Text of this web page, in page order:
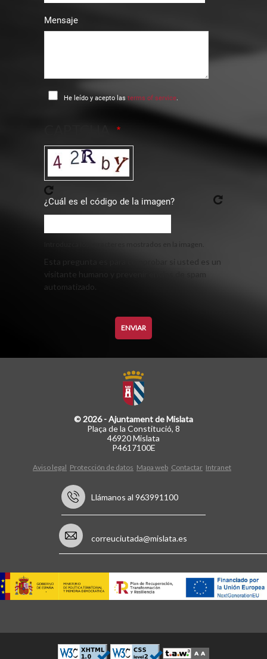
Mensaje
He leído y acepto las terms of service.
¿Cuál es el código de la imagen?
Introduzca los caracteres mostrados en la imagen.
Esta pregunta es para comprobar si usted es un
visitante humano y prevenir envíos de spam
automatizado.
© 2026 - Ajuntament de Mislata
Plaça de la Constitució, 8
46920 Mislata
P4617100E
Aviso legal Protección de datos Mapa web Contactar Intranet
Llámanos al 963991100
correuciutada@mislata.es